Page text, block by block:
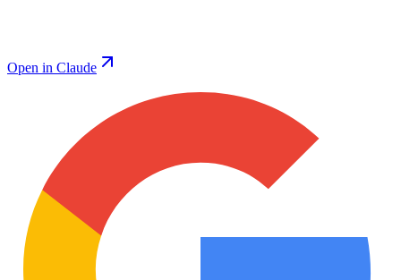
Open in Claude